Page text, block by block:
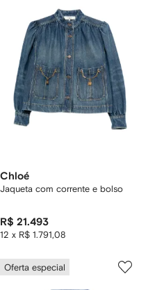
Chloé
Jaqueta com corrente e bolso
R$ 21.493
12 x R$ 1.791,08
Oferta especial